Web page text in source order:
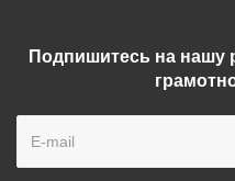
Подпишитесь на нашу